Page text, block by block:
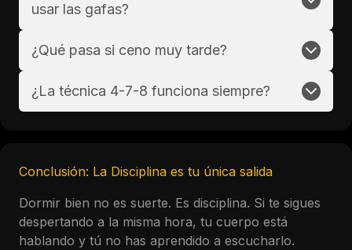
usar las gafas?
¿Qué pasa si ceno muy tarde?
¿La técnica 4-7-8 funciona siempre?
Conclusión: La Disciplina es tu única salida
Dormir bien no es suerte. Es disciplina. Si te sigues
despertando a la misma hora, tu cuerpo está
hablando y tú no has aprendido a escucharlo.